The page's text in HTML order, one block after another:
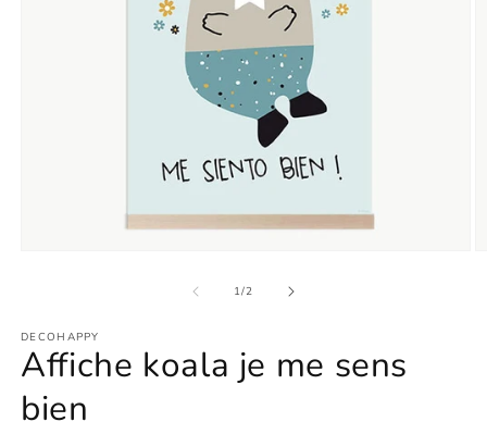
une
fenêtre
modale
1/de2
DECOHAPPY
Affiche koala je me sens
bien